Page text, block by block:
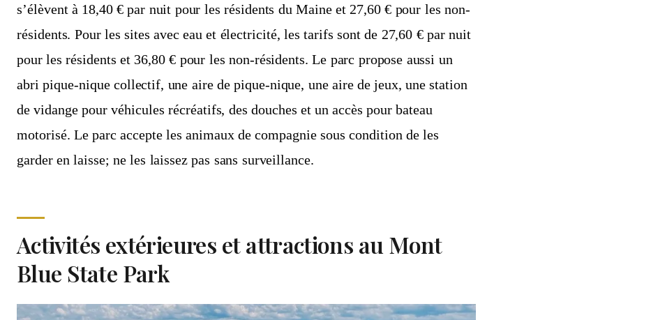
s’élèvent à 18,40 € par nuit pour les résidents du Maine et 27,60 € pour les non-
résidents. Pour les sites avec eau et électricité, les tarifs sont de 27,60 € par nuit
pour les résidents et 36,80 € pour les non-résidents. Le parc propose aussi un
abri pique-nique collectif, une aire de pique-nique, une aire de jeux, une station
de vidange pour véhicules récréatifs, des douches et un accès pour bateau
motorisé. Le parc accepte les animaux de compagnie sous condition de les
garder en laisse; ne les laissez pas sans surveillance.
Activités extérieures et attractions au Mont
Blue State Park